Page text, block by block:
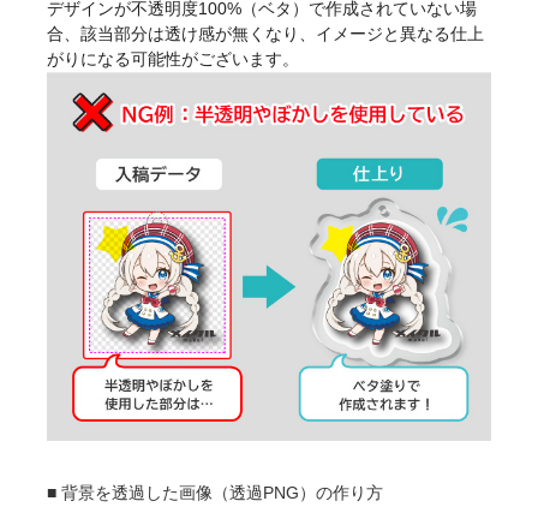
デザインが不透明度100%（ベタ）で作成されていない場
合、該当部分は透け感が無くなり、イメージと異なる仕上
がりになる可能性がございます。
■ 背景を透過した画像（透過PNG）の作り方